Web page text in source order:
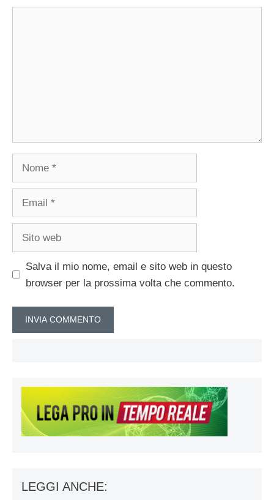
Nome
Email
Sito
Salva il mio nome, email e sito web in questo
browser per la prossima volta che commento.
LEGGI ANCHE: